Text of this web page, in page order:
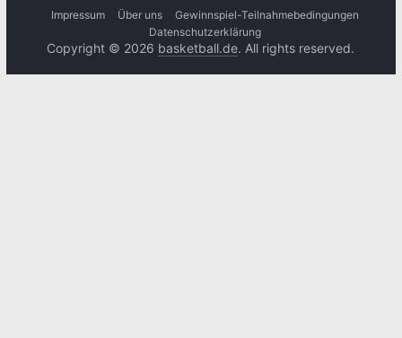
Impressum Über uns
Gewinnspiel-Teilnahmebedingungen
Datenschutzerklärung
Copyright © 2026 basketball.de. All rights reserved.